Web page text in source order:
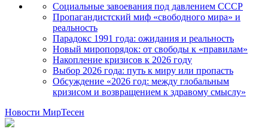
Социальные завоевания под давлением СССР
Пропагандистский миф «свободного мира» и
реальность
Парадокс 1991 года: ожидания и реальность
Новый миропорядок: от свободы к «правилам»
Накопление кризисов к 2026 году
Выбор 2026 года: путь к миру или пропасть
Обсуждение «2026 год: между глобальным
кризисом и возвращением к здравому смыслу»
Новости МирТесен